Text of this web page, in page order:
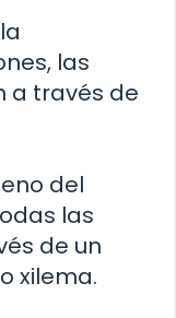
las
a través de
del
las
de un
xilema.